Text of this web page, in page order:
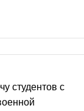
студентов с